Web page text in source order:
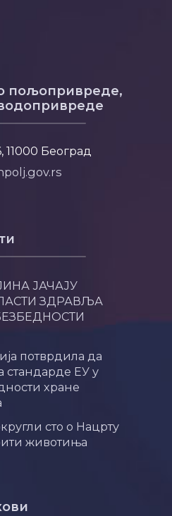
пољопривреде,
Београд
ЈАЧАЈУ
ЗДРАВЉА
потврдила да
стандарде ЕУ у
хране
сто о Нацрту
животиња